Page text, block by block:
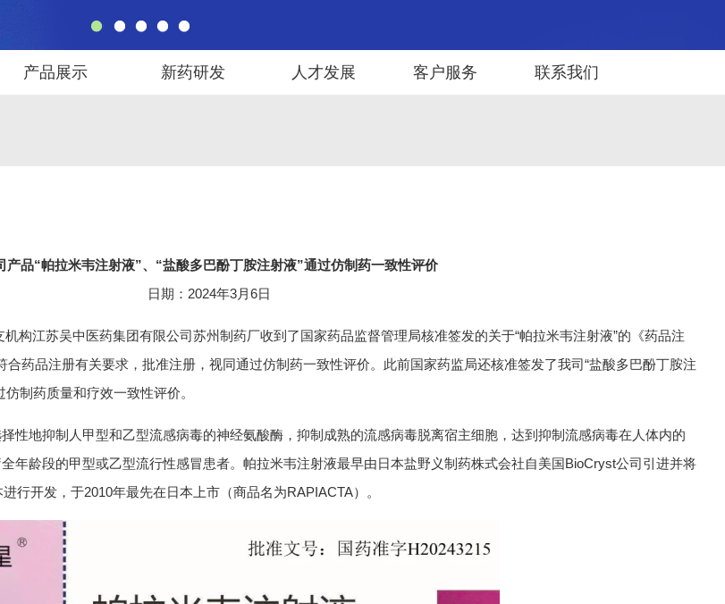
产品展示 新药研发 人才发展 客户服务 联系我们
产品“帕拉米韦注射液”、“盐酸多巴酚丁胺注射液”通过仿制药一致性评价
日期：2024年3月6日
江苏吴中医药集团有限公司苏州制药厂收到了国家药品监督管理局核准签发的关于“帕拉米韦注射液”的《药品注
合药品注册有关要求，批准注册，视同通过仿制药一致性评价。此前国家药监局还核准签发了我司“盐酸多巴酚丁胺注
制药质量和疗效一致性评价。
地抑制人甲型和乙型流感病毒的神经氨酸酶，抑制成熟的流感病毒脱离宿主细胞，达到抑制流感病毒在人体内的
年龄段的甲型或乙型流行性感冒患者。帕拉米韦注射液最早由日本盐野义制药株式会社自美国BioCryst公司引进并将
行开发，于2010年最先在日本上市（商品名为RAPIACTA）。